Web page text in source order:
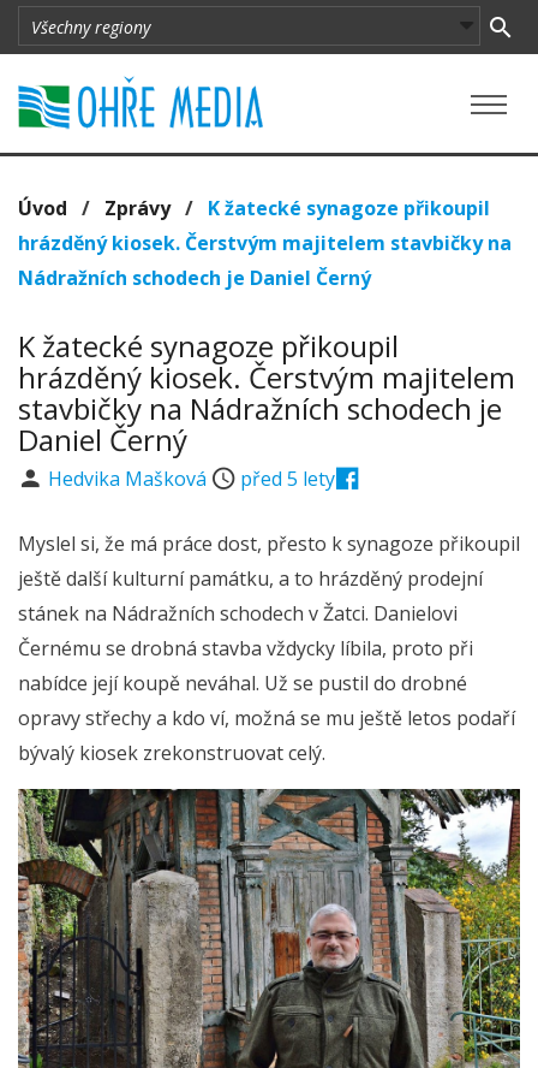
Úvod / Zprávy/ K žatecké synagoze přikoupil
hrázděný kiosek. Čerstvým majitelem stavbičky na
Nádražních schodech je Daniel Černý
K žatecké synagoze přikoupil
hrázděný kiosek. Čerstvým majitelem
stavbičky na Nádražních schodech je
Daniel Černý
Hedvika Mašková před 5 lety
Myslel si, že má práce dost, přesto k synagoze přikoupil
ještě další kulturní památku, a to hrázděný prodejní
stánek na Nádražních schodech v Žatci. Danielovi
Černému se drobná stavba vždycky líbila, proto při
nabídce její koupě neváhal. Už se pustil do drobné
opravy střechy a kdo ví, možná se mu ještě letos podaří
bývalý kiosek zrekonstruovat celý.